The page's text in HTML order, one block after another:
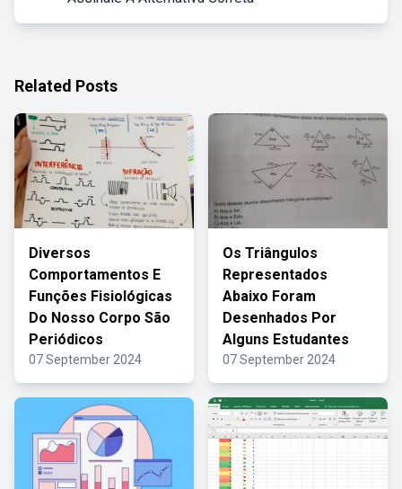
Related Posts
Diversos
Comportamentos E
Funções Fisiológicas
Do Nosso Corpo São
Periódicos
07 September 2024
Os Triângulos
Representados
Abaixo Foram
Desenhados Por
Alguns Estudantes
07 September 2024